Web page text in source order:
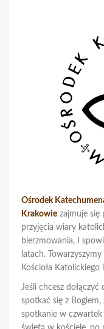
Ośrodek
Krakowie zajmuje się
przyjęcia wiary
bierzmowania, I
latach.
Kościoła
Jeśli chcesz
spotkać się z
spotkanie w